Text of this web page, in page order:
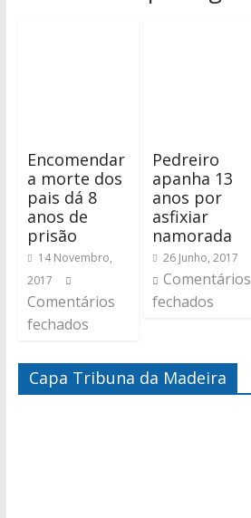
Encomendar
a morte dos
pais dá 8
anos de
prisão
14 Novembro,
2017
Comentários
fechados
Pedreiro
apanha 13
anos por
asfixiar
namorada
26 Junho, 2017
Comentários
fechados
Capa Tribuna da Madeira